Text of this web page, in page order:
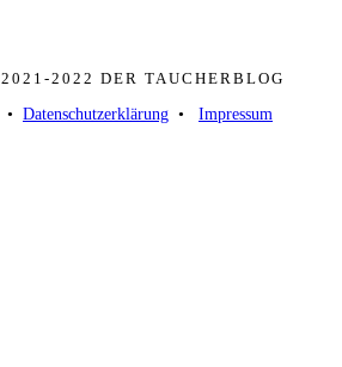
2021-2022 DER TAUCHERBLOG
• ­Datenschutzerklärung ­ • ­Impressum